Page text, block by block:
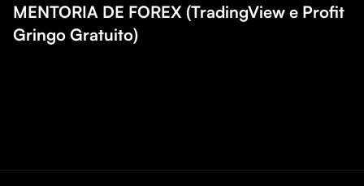
MENTORIA DE FOREX (TradingView e Profit
Gringo Gratuito)